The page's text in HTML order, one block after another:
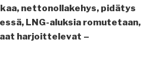
nettonollakehys, pidätys
LNG-aluksia romutetaan,
harjoittelevat –